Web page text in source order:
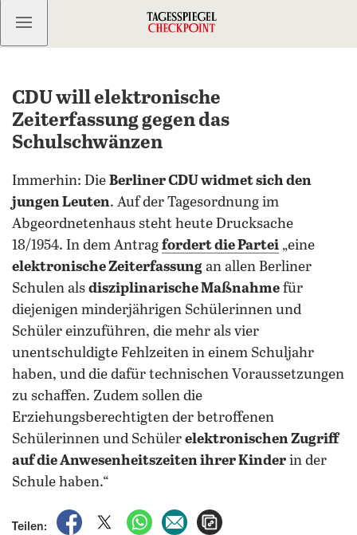
Kostenlos anmelden
CDU will elektronische
Zeiterfassung gegen das
Schulschwänzen
Immerhin: Die Berliner CDU widmet sich den
jungen Leuten. Auf der Tagesordnung im
Abgeordnetenhaus steht heute Drucksache
18/1954. In dem Antrag fordert die Partei „eine
elektronische Zeiterfassung an allen Berliner
Schulen als disziplinarische Maßnahme für
diejenigen minderjährigen Schülerinnen und
Schüler einzuführen, die mehr als vier
unentschuldigte Fehlzeiten in einem Schuljahr
haben, und die dafür technischen Voraussetzungen
zu schaffen. Zudem sollen die
Erziehungsberechtigten der betroffenen
Schülerinnen und Schüler elektronischen Zugriff
auf die Anwesenheitszeiten ihrer Kinder in der
Schule haben.“
Teilen:
auf Facebook teilen
auf X teilenper WhatsApp teilen
per E-Mail teilen